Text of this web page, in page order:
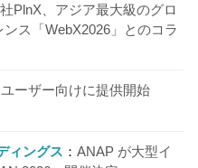
PlnX、アジア最大級のグロ
ス「WebX2026」とのコラ
ーザー向けに提供開始
ィングス
ANAP が大型イ